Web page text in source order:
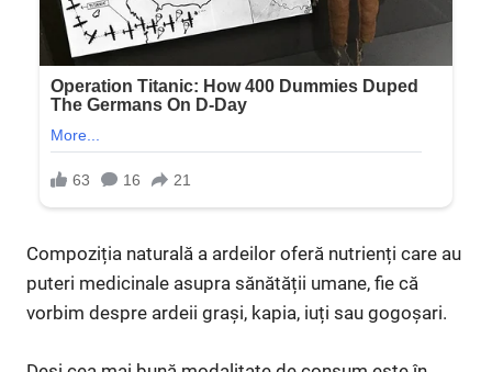
Compoziția naturală a ardeilor oferă nutrienți care au
puteri medicinale asupra sănătății umane, fie că
vorbim despre ardeii grași, kapia, iuți sau gogoșari.